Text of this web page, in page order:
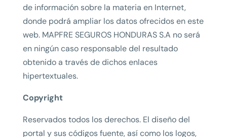
de información sobre la materia en Internet,
donde podrá ampliar los datos ofrecidos en este
web. MAPFRE SEGUROS HONDURAS S.A no será
en ningún caso responsable del resultado
obtenido a través de dichos enlaces
hipertextuales.
Copyright
Reservados todos los derechos. El diseño del
portal y sus códigos fuente, así como los logos,